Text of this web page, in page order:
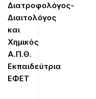
Διατροφολόγος-
Διαιτολόγος
και
Χημικός
Α.Π.Θ.
Εκπαιδεύτρια
ΕΦΕΤ